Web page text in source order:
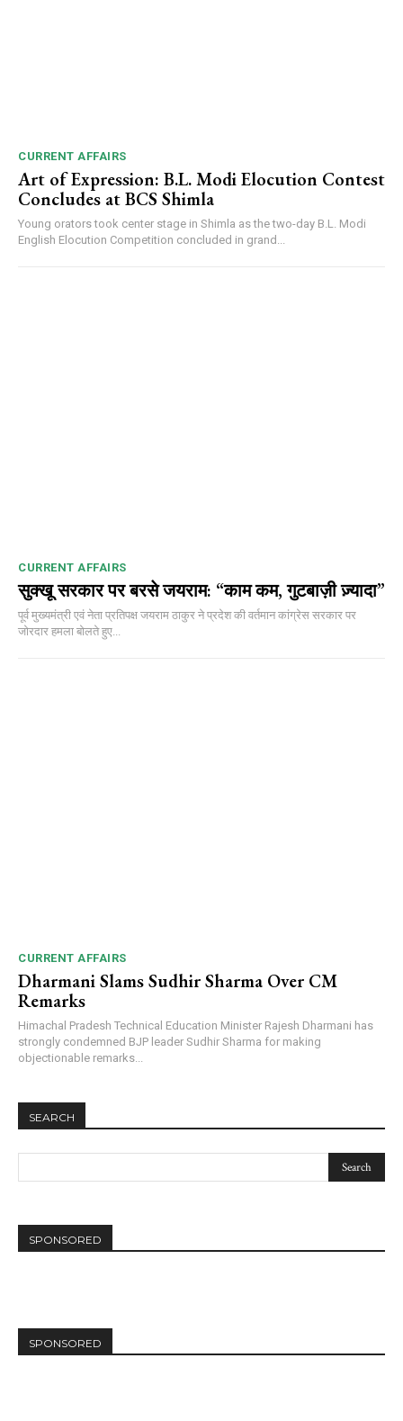
CURRENT AFFAIRS
Art of Expression: B.L. Modi Elocution Contest
Concludes at BCS Shimla
Young orators took center stage in Shimla as the two-day B.L. Modi
English Elocution Competition concluded in grand...
CURRENT AFFAIRS
सुक्खू सरकार पर बरसे जयराम: “काम कम, गुटबाज़ी ज़्यादा”
पूर्व मुख्यमंत्री एवं नेता प्रतिपक्ष जयराम ठाकुर ने प्रदेश की वर्तमान कांग्रेस सरकार पर
जोरदार हमला बोलते हुए...
CURRENT AFFAIRS
Dharmani Slams Sudhir Sharma Over CM
Remarks
Himachal Pradesh Technical Education Minister Rajesh Dharmani has
strongly condemned BJP leader Sudhir Sharma for making
objectionable remarks...
SEARCH
SPONSORED
SPONSORED